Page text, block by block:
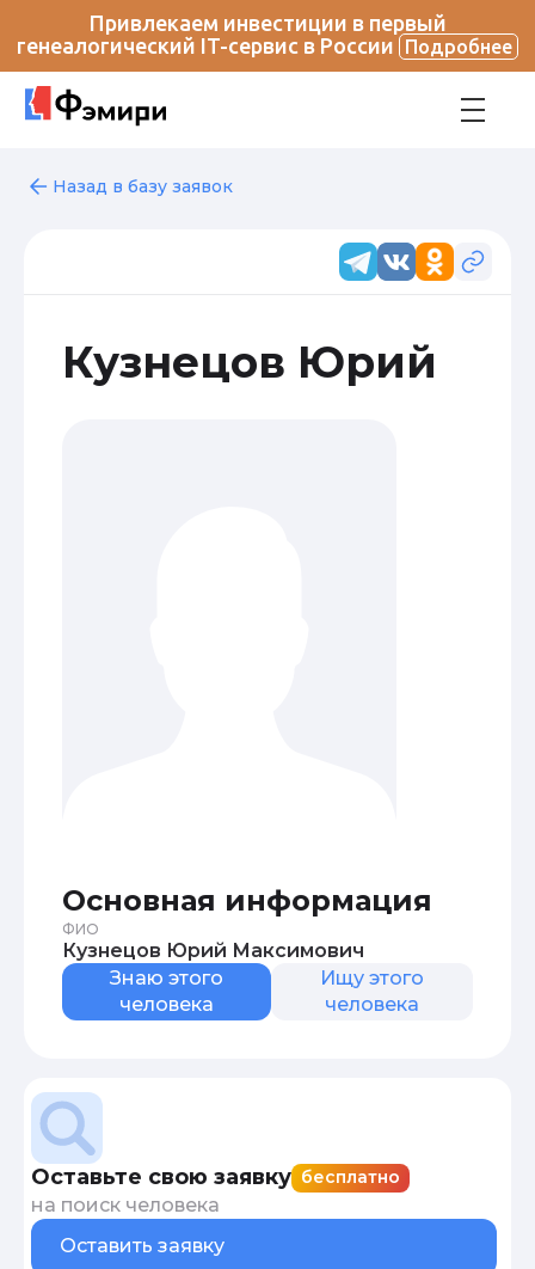
Привлекаем инвестиции в первый
генеалогический IT-сервис в России
Подробнее
Назад в базу заявок
Кузнецов Юрий
Основная информация
ФИО
Кузнецов Юрий Максимович
Знаю этого
человека
Ищу этого
человека
Оставьте свою заявку бесплатно
на поиск человека
Оставить заявку